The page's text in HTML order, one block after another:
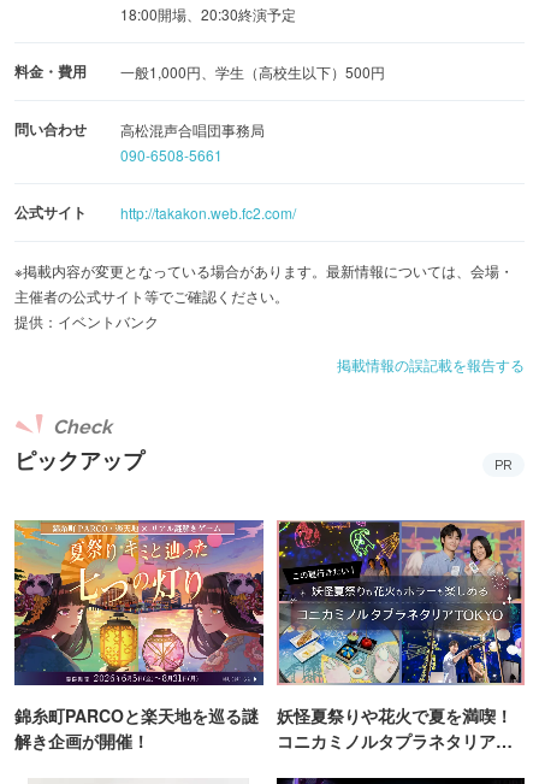
18:00開場、20:30終演予定
料金・費用 一般1,000円、学生（高校生以下）500円
問い合わせ
高松混声合唱団事務局
090-6508-5661
公式サイト http://takakon.web.fc2.com/
※掲載内容が変更となっている場合があります。最新情報については、会場・
主催者の公式サイト等でご確認ください。
提供：イベントバンク
掲載情報の誤記載を報告する
ピックアップ
Check
PR
錦糸町PARCOと楽天地を巡る謎
解き企画が開催！
妖怪夏祭りや花火で夏を満喫！
コニカミノルタプラネタリア